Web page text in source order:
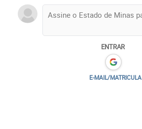
ENTRAR
E-MAIL/MATRICULA